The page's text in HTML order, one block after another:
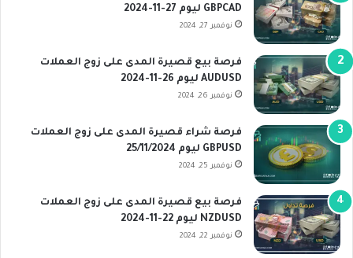
GBPCAD ليوم 27-11-2024
نوفمبر 27, 2024
فرصة بيع قصيرة المدى على زوج العملات
AUDUSD ليوم 26-11-2024
نوفمبر 26, 2024
فرصة شراء قصيرة المدى على زوج العملات
GBPUSD ليوم 25/11/2024
نوفمبر 25, 2024
فرصة بيع قصيرة المدى على زوج العملات
NZDUSD ليوم 22-11-2024
نوفمبر 22, 2024